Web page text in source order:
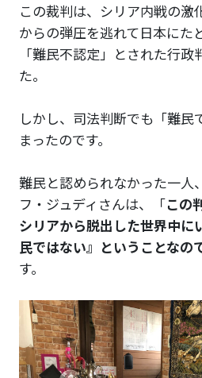
この裁判は、シリア内戦の激
からの弾圧を逃れて日本にた
「難民不認定」とされた行
た。
しかし、司法判断でも「難民
まったのです。
難民と認められなかった一人
フ・ジュディさんは、「この
シリアから脱出した世界中に
民ではない』ということなの
す。